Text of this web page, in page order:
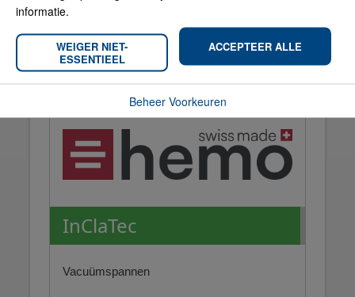
Hemo
nulpuntsysteem, spanmiddelen
InClaTec
Vacuümspannen
informatie.
WEIGER NIET-
ESSENTIEEL
ACCEPTEER ALLE
Beheer Voorkeuren